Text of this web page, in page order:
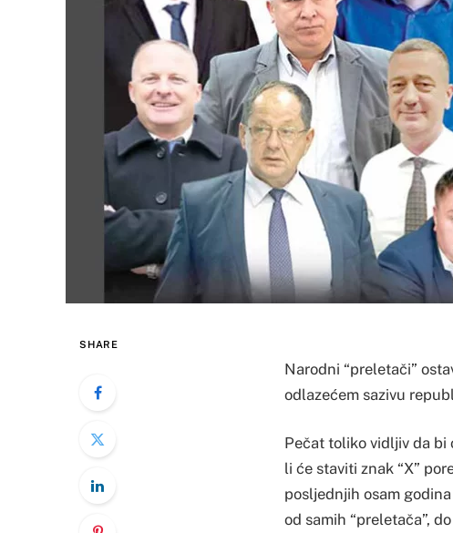
SHARE
Narodni “preletači”
odlazećem sazivu
Pečat toliko vidljiv da bi
li će staviti znak “X”
posljednjih osam
od samih “preletača”,